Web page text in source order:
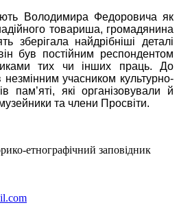
Володимира Федоровича як
товариша, громадянина
зберігала найдрібніші деталі
був постійним респондентом
тих чи інших праць. До
незмінним учасником культурно-
пам’яті, які організовували й
та члени Просвіти.
етнографічний заповідник